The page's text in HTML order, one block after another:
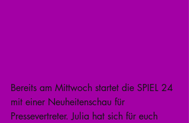
Bereits am Mittwoch startet die SPIEL 24
mit einer Neuheitenschau für
Pressevertreter. Julia hat sich für euch